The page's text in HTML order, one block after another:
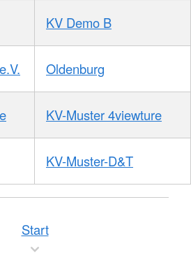
KV Demo B
Oldenburg
KV-Muster 4viewture
KV-Muster-D&T
Start